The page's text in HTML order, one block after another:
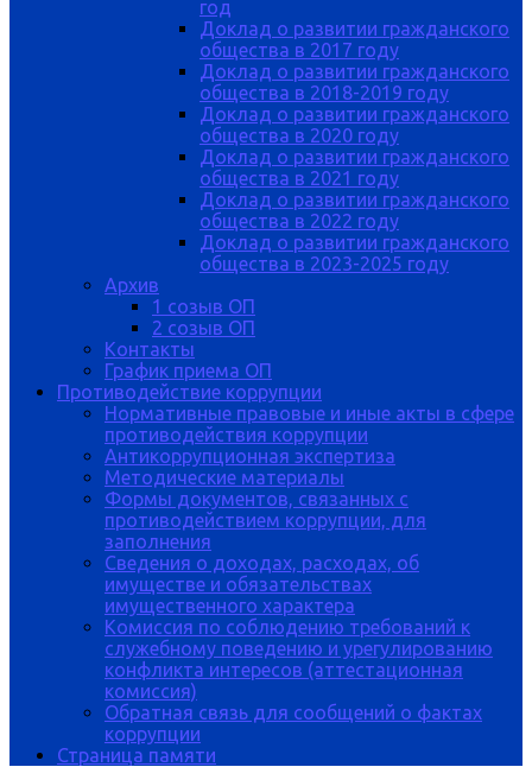
год
Доклад о развитии гражданского
общества в 2017 году
Доклад о развитии гражданского
общества в 2018-2019 году
Доклад о развитии гражданского
общества в 2020 году
Доклад о развитии гражданского
общества в 2021 году
Доклад о развитии гражданского
общества в 2022 году
Доклад о развитии гражданского
общества в 2023-2025 году
Архив
1 созыв ОП
2 созыв ОП
Контакты
График приема ОП
Противодействие коррупции
Нормативные правовые и иные акты в сфере
противодействия коррупции
Антикоррупционная экспертиза
Методические материалы
Формы документов, связанных с
противодействием коррупции, для
заполнения
Сведения о доходах, расходах, об
имуществе и обязательствах
имущественного характера
Комиссия по соблюдению требований к
служебному поведению и урегулированию
конфликта интересов (аттестационная
комиссия)
Обратная связь для сообщений о фактах
коррупции
Страница памяти